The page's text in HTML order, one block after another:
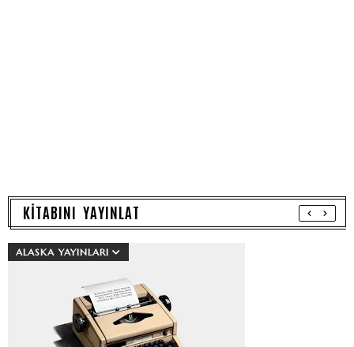
KİTABINI YAYINLAT
ALASKA YAYINLARI